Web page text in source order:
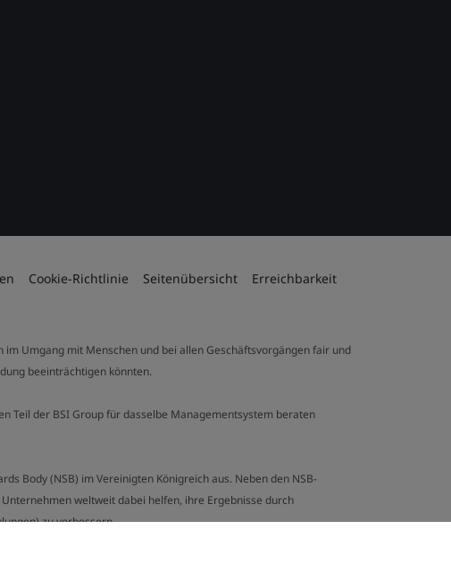
Cookie-Richtlinie Seitenübersicht Erreichbarkeit
Umgang mit Menschen und bei allen Geschäftsvorgängen fair und
beeinträchtigen könnten.
Teil der BSI Group für dasselbe Managementsystem beraten
Body (NSB) im Vereinigten Königreich aus. Neben den NSB-
weltweit dabei helfen, ihre Ergebnisse durch
zu verbessern.